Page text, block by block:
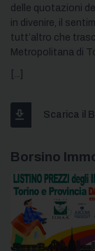
delle quotazioni
in divenire, il
tutt’altro che
Metropolitana di
[...]
Scarica il
Borsino